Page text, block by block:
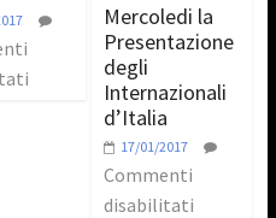
Mercoledi la
Presentazione
degli
Internazionali
d’Italia
17/01/2017
Commenti
disabilitati